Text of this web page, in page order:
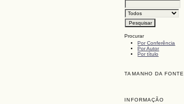
Procurar
Por Conferência
Por Autor
Por título
TAMANHO DA FONTE
INFORMAÇÃO